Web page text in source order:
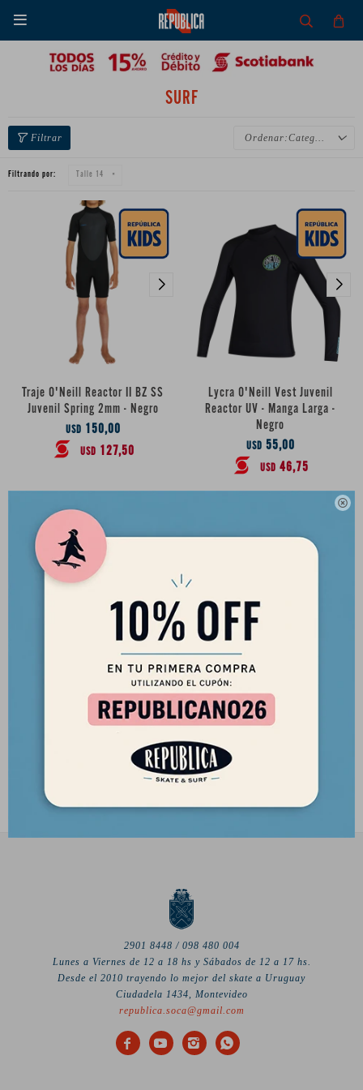


SURF
Categoría
Filtrando por: Talle 14
Traje O'Neill Reactor II BZ SS
Juvenil Spring 2mm - Negro
USD 150,00
USD 127,50
Lycra O'Neill Vest Juvenil
Reactor UV - Manga Larga -
Negro
USD 55,00
USD 46,75
Lycra O'Neill Vest Juvenil
Reactor UV - Manga Larga -
2901 8448 / 098 480 004
Lunes a Viernes de 12 a 18 hs y Sábados de 12 a 17 hs.
Desde el 2010 trayendo lo mejor del skate a Uruguay
Ciudadela 1434, Montevideo
republica.soca@gmail.com
   